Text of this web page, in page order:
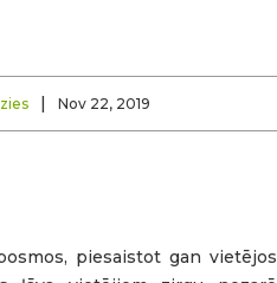
| Nov 22, 2019
piesaistot gan vietējos